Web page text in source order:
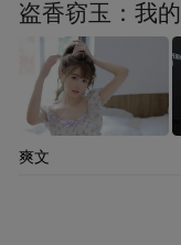
盗香窃玉：我
爽文